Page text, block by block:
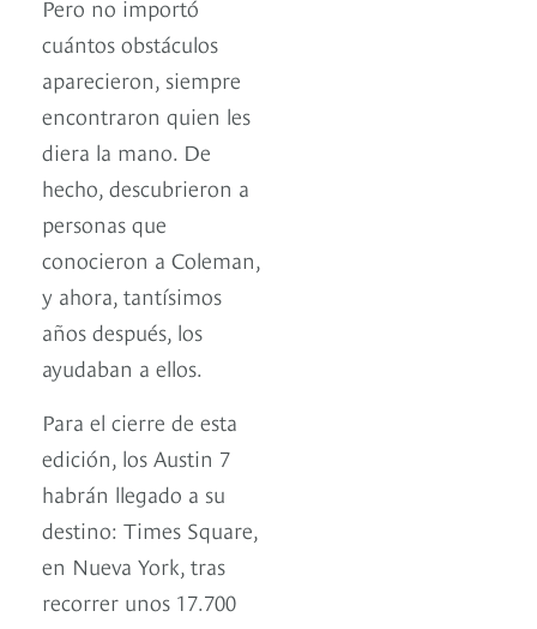
Pero no importó
cuántos obstáculos
aparecieron, siempre
encontraron quien les
diera la mano. De
hecho, descubrieron a
personas que
conocieron a Coleman,
y ahora, tantísimos
años después, los
ayudaban a ellos.
Para el cierre de esta
edición, los Austin 7
habrán llegado a su
destino: Times Square,
en Nueva York, tras
recorrer unos 17.700